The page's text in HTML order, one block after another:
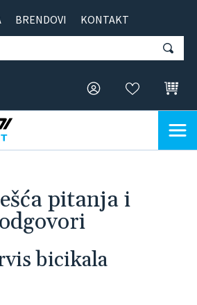
BRENDOVI KONTAKT
pitanja i
odgovori
bicikala